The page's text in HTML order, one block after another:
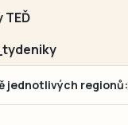
TEĎ
jednotlivých regionů: